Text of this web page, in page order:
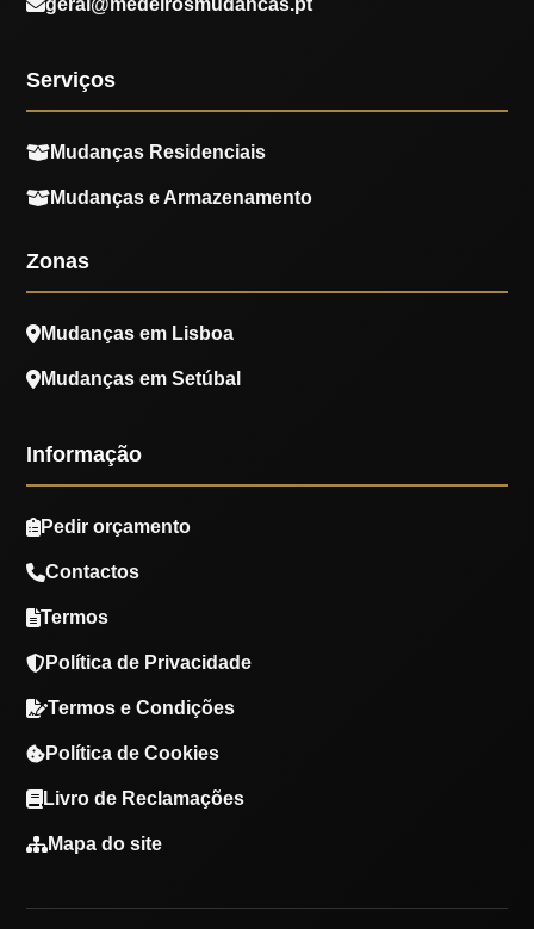
geral@medeirosmudancas.pt
Serviços
Mudanças Residenciais
Mudanças e Armazenamento
Zonas
Mudanças em Lisboa
Mudanças em Setúbal
Informação
Pedir orçamento
Contactos
Termos
Política de Privacidade
Termos e Condições
Política de Cookies
Livro de Reclamações
Mapa do site